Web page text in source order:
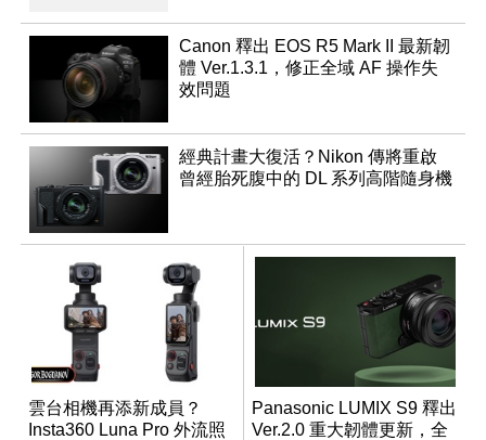
Canon 釋出 EOS R5 Mark II 最新韌
體 Ver.1.3.1，修正全域 AF 操作失
效問題
經典計畫大復活？Nikon 傳將重啟
曾經胎死腹中的 DL 系列高階隨身機
雲台相機再添新成員？
Insta360 Luna Pro 外流照
Panasonic LUMIX S9 釋出
Ver.2.0 重大韌體更新，全